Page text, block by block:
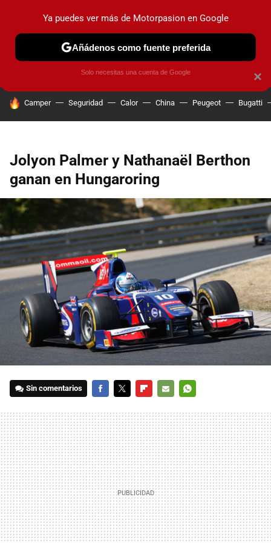
PRUEBAS COCHES ELÉCTRICOS OBSERVATORIO
HOY SE HABLA DE
Camper Seguridad Calor China Peugeot Bugatti
Jolyon Palmer y Nathanaël Berthon
ganan en Hungaroring
Sin comentarios
MAIL
×
Ya puedes ver más de Motorpasion en Google
Añádenos como fuente preferida
Solo necesitas una cuenta de Google